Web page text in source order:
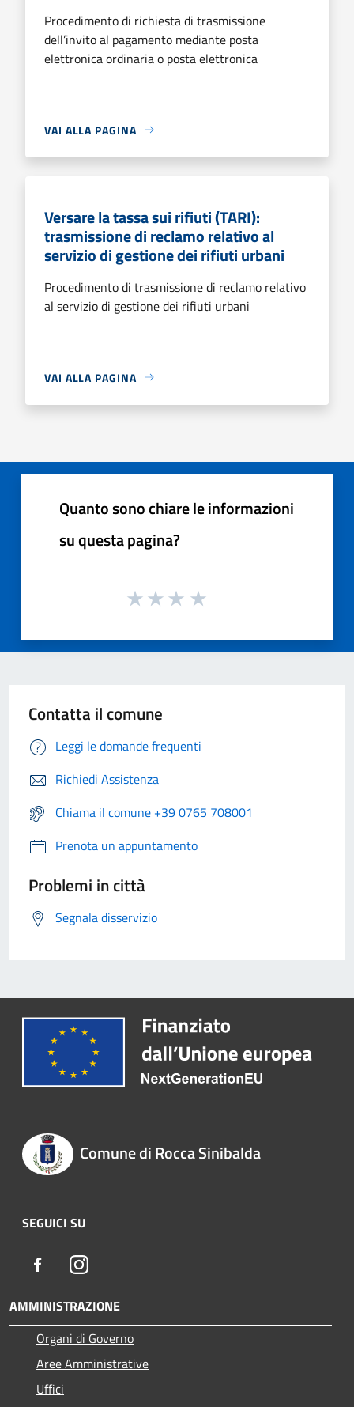
Procedimento di richiesta di trasmissione
dell’invito al pagamento mediante posta
elettronica ordinaria o posta elettronica
VAI ALLA PAGINA
Versare la tassa sui rifiuti (TARI):
trasmissione di reclamo relativo al
servizio di gestione dei rifiuti urbani
Procedimento di trasmissione di reclamo relativo
al servizio di gestione dei rifiuti urbani
VAI ALLA PAGINA
Quanto sono chiare le informazioni
su questa pagina?
Contatta il comune
Leggi le domande frequenti
Richiedi Assistenza
Chiama il comune +39 0765 708001
Prenota un appuntamento
Problemi in città
Segnala disservizio
Comune di Rocca Sinibalda
SEGUICI SU
FacebookInstagram
AMMINISTRAZIONE
Organi di Governo
Aree Amministrative
Uffici